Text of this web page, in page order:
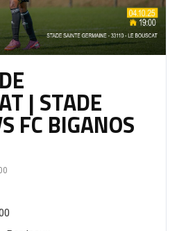
| STADE
FC BIGANOS